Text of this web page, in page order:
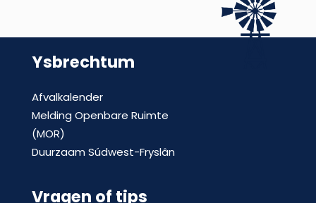
Ysbrechtum
Afvalkalender
Melding Openbare Ruimte
(MOR)
Duurzaam Súdwest-Fryslân
Vragen of tips